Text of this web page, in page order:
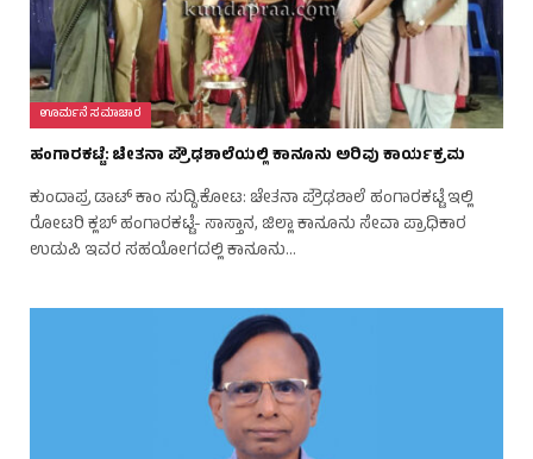
ಊರ್ಮನೆ ಸಮಾಚಾರ
ಹಂಗಾರಕಟ್ಟೆ: ಚೇತನಾ ಪ್ರೌಢಶಾಲೆಯಲ್ಲಿ ಕಾನೂನು ಅರಿವು ಕಾರ್ಯಕ್ರಮ
ಕುಂದಾಪ್ರ ಡಾಟ್‌ ಕಾಂ ಸುದ್ದಿ.ಕೋಟ: ಚೇತನಾ ಪ್ರೌಢಶಾಲೆ ಹಂಗಾರಕಟ್ಟೆ ಇಲ್ಲಿ
ರೋಟರಿ ಕ್ಲಬ್ ಹಂಗಾರಕಟ್ಟೆ- ಸಾಸ್ತಾನ, ಜಿಲ್ಲಾ ಕಾನೂನು ಸೇವಾ ಪ್ರಾಧಿಕಾರ
ಉಡುಪಿ ಇವರ ಸಹಯೋಗದಲ್ಲಿ ಕಾನೂನು…